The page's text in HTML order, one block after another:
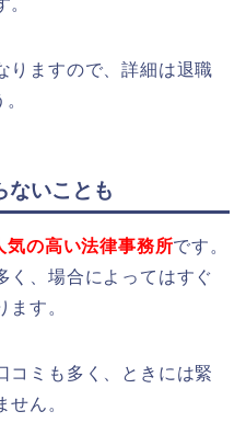
。
りますので、詳細は退職
ないことも
気の高い法律事務所です。
く、場合によってはすぐ
ます。
コミも多く、ときには緊
ん。